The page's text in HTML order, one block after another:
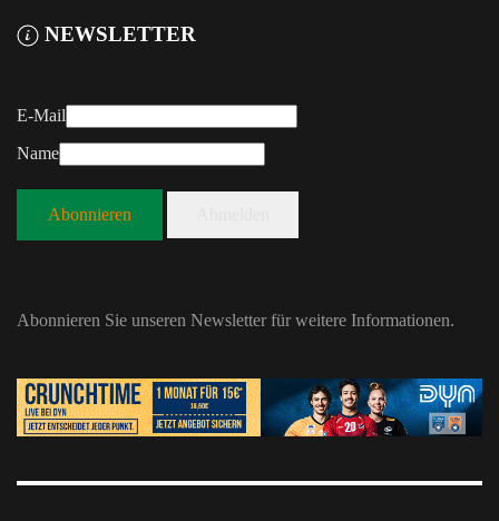
NEWSLETTER
E-Mail
Name
Abonnieren
Abonnieren Sie unseren Newsletter für weitere Informationen.